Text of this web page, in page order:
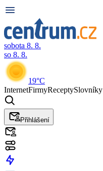
sobota 8. 8.
so 8. 8.
19°C
InternetFirmyReceptySlovníky
Přihlášení